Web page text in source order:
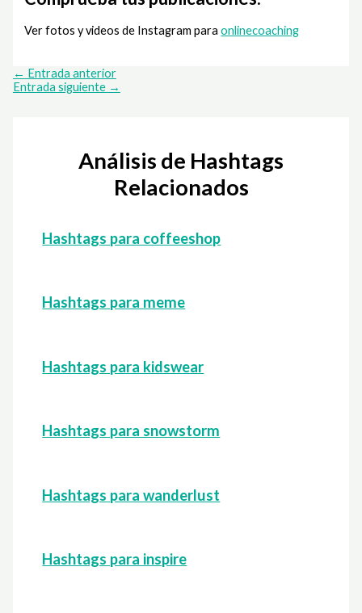
Ver fotos y videos de Instagram paraonlinecoaching
← Entrada anterior
Entrada siguiente →
Análisis de Hashtags
Relacionados
Hashtags para coffeeshop
Hashtags para meme
Hashtags para kidswear
Hashtags para snowstorm
Hashtags para wanderlust
Hashtags para inspire